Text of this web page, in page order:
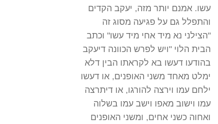
עשו. אמנם יותר מזה, יעקב הקדים
והתפלל גם על פגיעה מסוג זה
"הצילני נא מיד אחי מיד עשו" וכתב
הבית הלוי "ויש לפרש הכוונה דיעקב
בהודעו דעשו בא לקראתו הבין דלא
ימלט מאחד משני האופנים, או דעשו
ילחם עמו וירצה להורגו, או דיתרצה
עמו וישוב מאפו וישב עמו בשלוה
ואחוה כשני אחים, ומשני האופנים